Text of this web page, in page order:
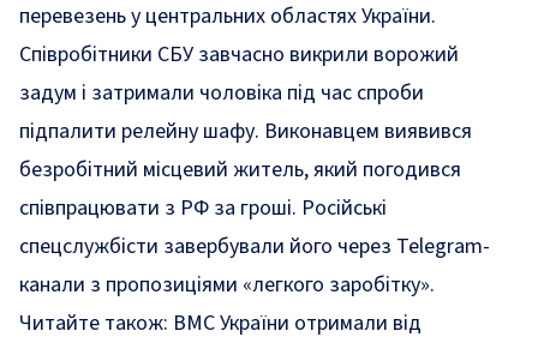
перевезень у центральних областях України.
Співробітники СБУ завчасно викрили ворожий
задум і затримали чоловіка під час спроби
підпалити релейну шафу. Виконавцем виявився
безробітний місцевий житель, який погодився
співпрацювати з РФ за гроші. Російські
спецслужбісти завербували його через Telegram-
канали з пропозиціями «легкого заробітку».
Читайте також: ВМС України отримали від